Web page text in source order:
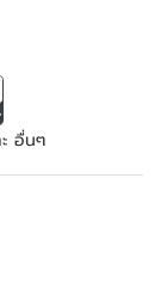
อื่นๆ